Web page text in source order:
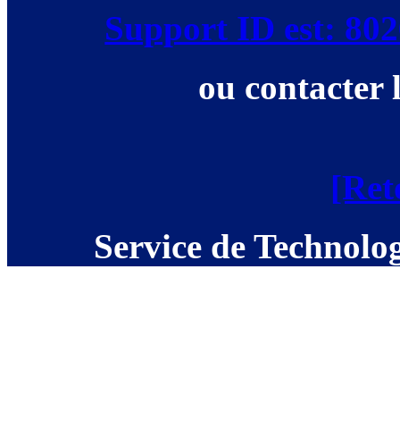
Support ID est:
ou contacter
Service de